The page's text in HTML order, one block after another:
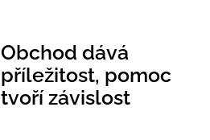
Obchod dává
příležitost, pomoc
tvoří závislost